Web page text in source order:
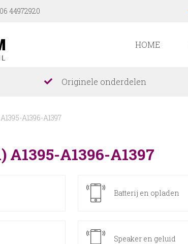
06 44972920
HOME
Originele onderdelen
A1396-A1397
A1395-A1396-A1397
Batterij en opladen
Speaker en geluid